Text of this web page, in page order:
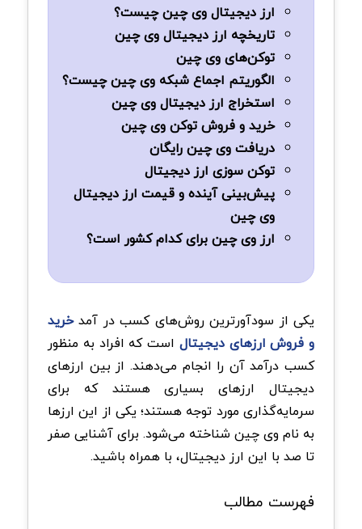
ارز دیجیتال وی چین چیست؟
تاریخچه ارز دیجیتال وی ‌چین
توکن‌های وی چین
الگوریتم اجماع شبکه وی ‌چین چیست؟
استخراج ارز دیجیتال وی ‌چین
خرید و فروش توکن وی چین
دریافت وی چین رایگان
توکن سوزی ارز دیجیتال
پیش‌بینی آینده و قیمت ارز دیجیتال
وی چین
ارز وی چین برای کدام کشور است؟
یکی از سودآورترین روش‌های کسب در آمدخرید
و فروش ارزهای دیجیتال است که افراد به منظور
کسب درآمد آن را انجام می‌دهند. از بین ارزهای
دیجیتال ارزهای بسیاری هستند که برای
سرمایه‌گذاری مورد توجه هستند؛ یکی از این ارزها
به نام وی چین شناخته می‌شود. برای آشنایی صفر
تا صد با این ارز دیجیتال، با همراه باشید.
فهرست مطالب